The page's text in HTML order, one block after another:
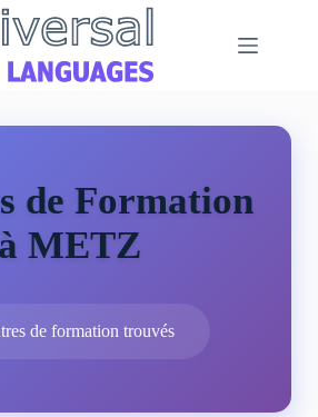
de Formation
à METZ
de formation trouvés